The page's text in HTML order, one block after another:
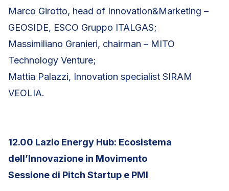
Marco Girotto, head of Innovation&Marketing –
GEOSIDE, ESCO Gruppo ITALGAS;
Massimiliano Granieri, chairman – MITO
Technology Venture;
Mattia Palazzi, Innovation specialist SIRAM
VEOLIA.
12.00 Lazio Energy Hub: Ecosistema
dell’Innovazione in Movimento
Sessione di Pitch Startup e PMI